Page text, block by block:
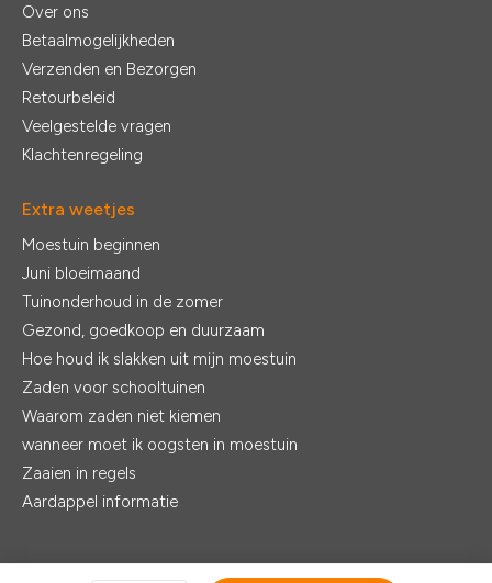
Over ons
Betaalmogelijkheden
Verzenden en Bezorgen
Retourbeleid
Veelgestelde vragen
Klachtenregeling
Extra weetjes
Moestuin beginnen
Juni bloeimaand
Tuinonderhoud in de zomer
Gezond, goedkoop en duurzaam
Hoe houd ik slakken uit mijn moestuin
Zaden voor schooltuinen
Waarom zaden niet kiemen
wanneer moet ik oogsten in moestuin
Zaaien in regels
Aardappel informatie